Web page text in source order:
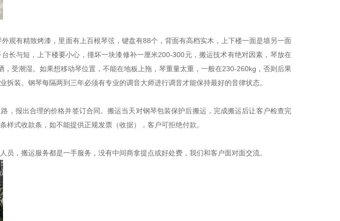
观有精致烤漆，里面有上百根琴弦，键盘有88个，背面有高档实木，上下楼一面是墙另一面
长与短，上下楼要小心，撞坏一块漆修补一厘米200-300元，搬运技术有绝对因素，琴放在
受潮湿。如果想移动琴位置，不能在地板上拖，琴重量太重，一般在230-260kg，否则后果
拆装。钢琴每隔两到三年必须有专业的调音大师进行调音才能保持最好的音律状态。
，报出合理的价格并签订合同。搬运当天对钢琴包装保护后搬运，完成搬运后让客户检查完
样式收款条，如不能提供正规发票（收据），客户可拒绝付款。
员，搬运服务都是一手服务，没有中间商拿提点或好处费，我们和客户面对面交流。